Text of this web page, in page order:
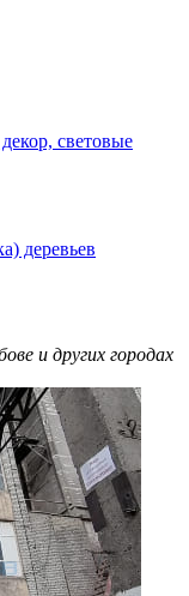
световые
деревьев
и других городах